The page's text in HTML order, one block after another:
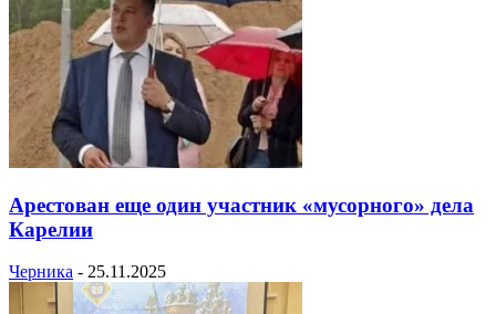
Арестован еще один участник «мусорного» дела
Карелии
Черника - 25.11.2025